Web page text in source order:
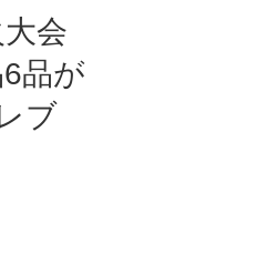
会
品が
ブ